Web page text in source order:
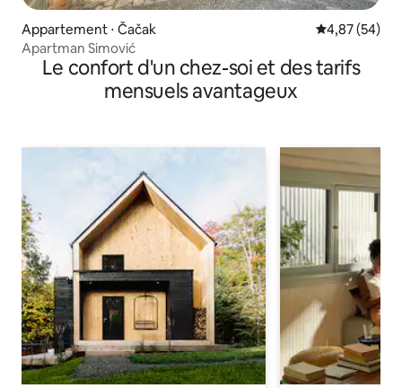
Appartement ⋅ Čačak Évaluation
4,87 (54)
Apartman Simović
Le confort d'un chez-soi et des tarifs
mensuels avantageux